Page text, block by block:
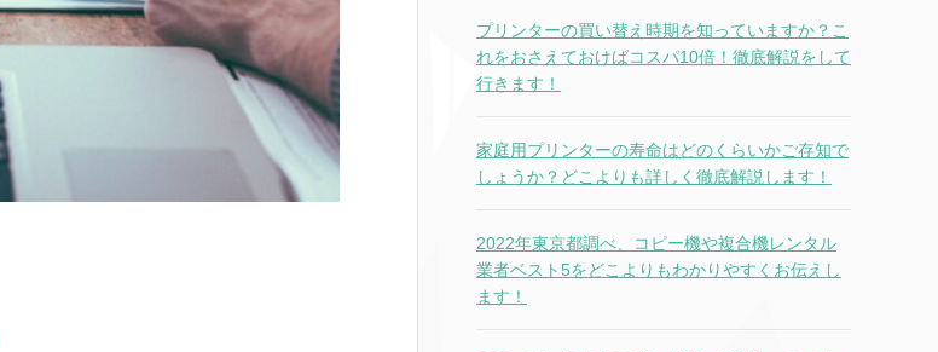
プリンターの買い替え時期を知っていますか？こ
れをおさえておけばコスパ10倍！徹底解説をして
行きます！
家庭用プリンターの寿命はどのくらいかご存知で
しょうか？どこよりも詳しく徹底解説します！
2022年東京都調べ、コピー機や複合機レンタル
業者ベスト5をどこよりもわかりやすくお伝えし
ます！